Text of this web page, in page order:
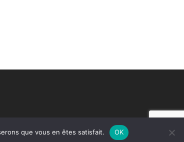
que vous en êtes satisfait. OK